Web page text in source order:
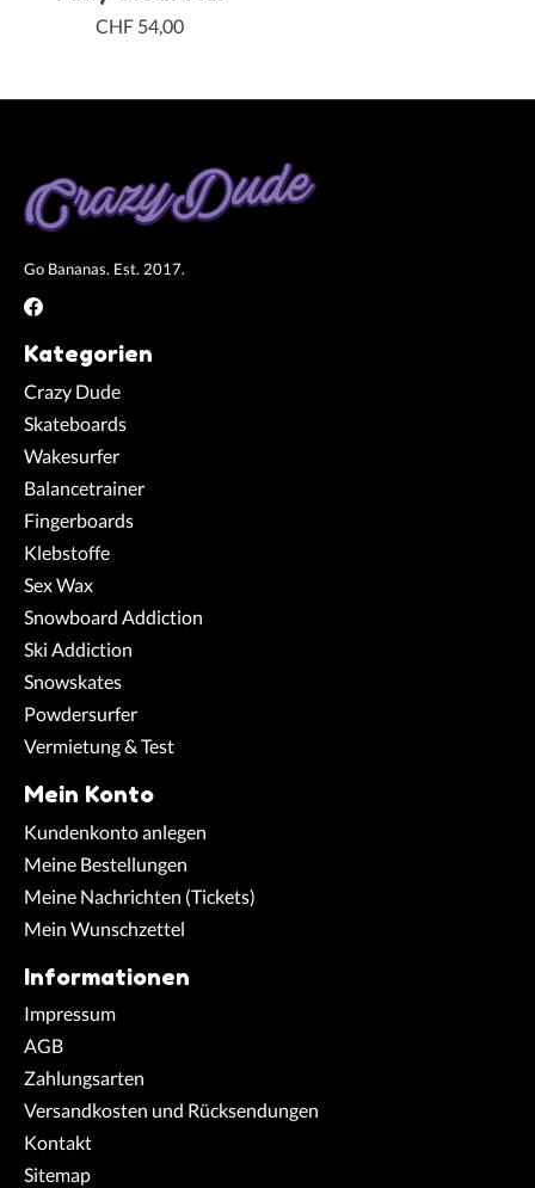
CHF 54,00
Go Bananas. Est. 2017.
Kategorien
Crazy Dude
Skateboards
Wakesurfer
Balancetrainer
Fingerboards
Klebstoffe
Sex Wax
Snowboard Addiction
Ski Addiction
Snowskates
Powdersurfer
Vermietung & Test
Mein Konto
Kundenkonto anlegen
Meine Bestellungen
Meine Nachrichten (Tickets)
Mein Wunschzettel
Informationen
Impressum
AGB
Zahlungsarten
Versandkosten und Rücksendungen
Kontakt
Sitemap